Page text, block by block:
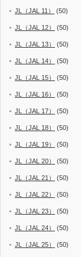
JL（JAL 11） (50)
JL（JAL 12） (50)
JL（JAL 13） (50)
JL（JAL 14） (50)
JL（JAL 15） (50)
JL（JAL 16） (50)
JL（JAL 17） (50)
JL（JAL 18） (50)
JL（JAL 19） (50)
JL（JAL 20） (50)
JL（JAL 21） (50)
JL（JAL 22） (50)
JL（JAL 23） (50)
JL（JAL 24） (50)
JL（JAL 25） (50)